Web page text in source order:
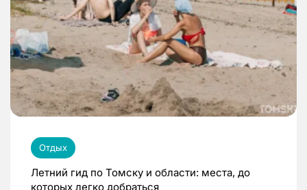
Отдых
Летний гид по Томску и области: места, до
которых легко добраться